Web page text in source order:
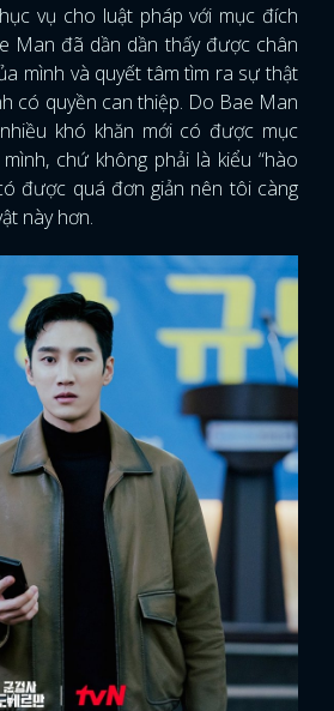
vụ cho luật pháp với mục đích
Man đã dần dần thấy được chân
mình và quyết tâm tìm ra sự thật
có quyền can thiệp. Do Bae Man
khó khăn mới có được mục
chứ không phải là kiểu “hào
được quá đơn giản nên tôi càng
này hơn.